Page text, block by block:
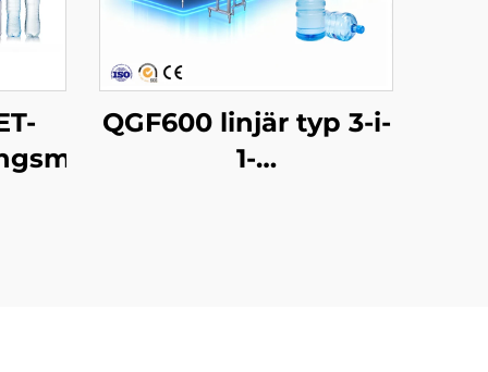
QGF600 linjär typ 3-i-
1-